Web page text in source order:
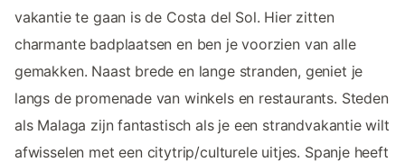
vakantie te gaan is de Costa del Sol. Hier zitten
charmante badplaatsen en ben je voorzien van alle
gemakken. Naast brede en lange stranden, geniet je
langs de promenade van winkels en restaurants. Steden
als Malaga zijn fantastisch als je een strandvakantie wilt
afwisselen met een citytrip/culturele uitjes. Spanje heeft